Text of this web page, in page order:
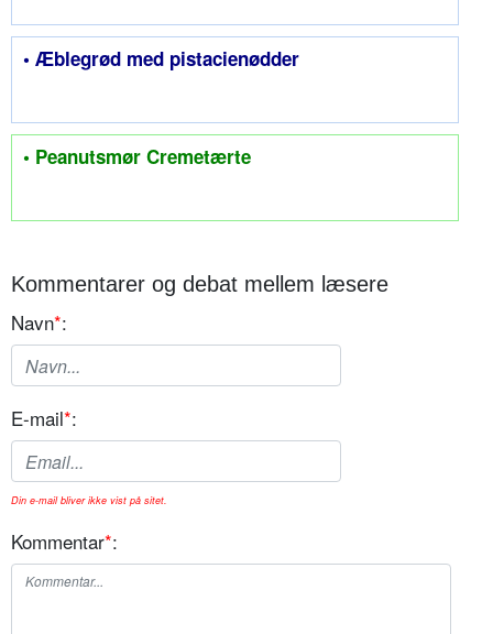
• Æblegrød med pistacienødder
• Peanutsmør Cremetærte
Kommentarer og debat mellem læsere
Navn*:
E-mail*:
Din e-mail bliver ikke vist på sitet.
Kommentar*: